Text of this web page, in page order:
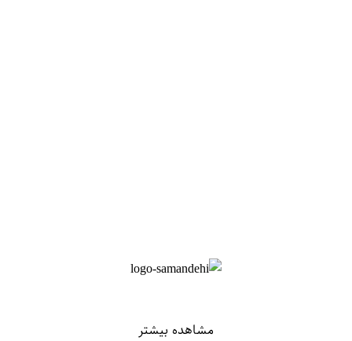
مشاهده بیشتر